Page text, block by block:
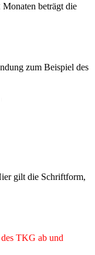
beträgt die
zum Beispiel des
gilt die Schriftform,
TKG ab und